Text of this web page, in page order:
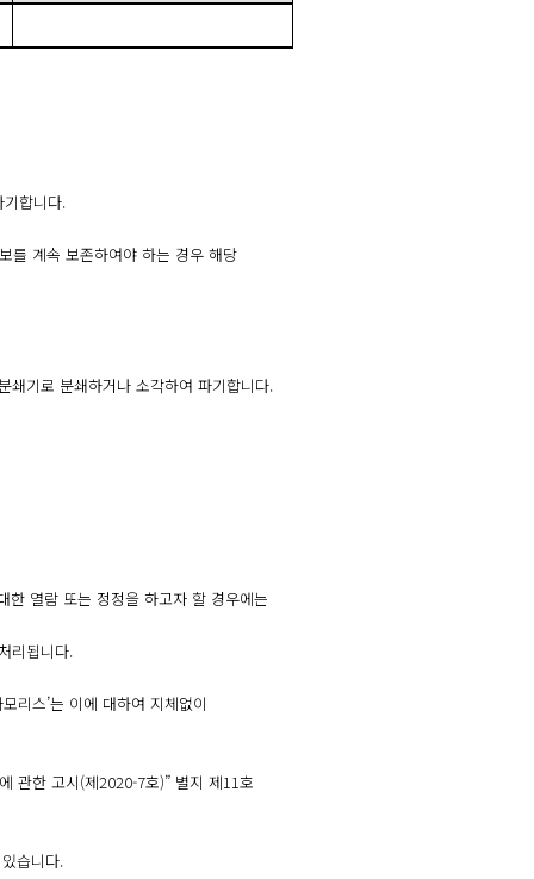
합니다.
를 계속 보존하여야 하는 경우 해당
쇄기로 분쇄하거나 소각하여 파기합니다.
열람 또는 정정을 하고자 할 경우에는
리됩니다.
리스’는 이에 대하여 지체없이
관한 고시(제2020-7호)” 별지 제11호
습니다.